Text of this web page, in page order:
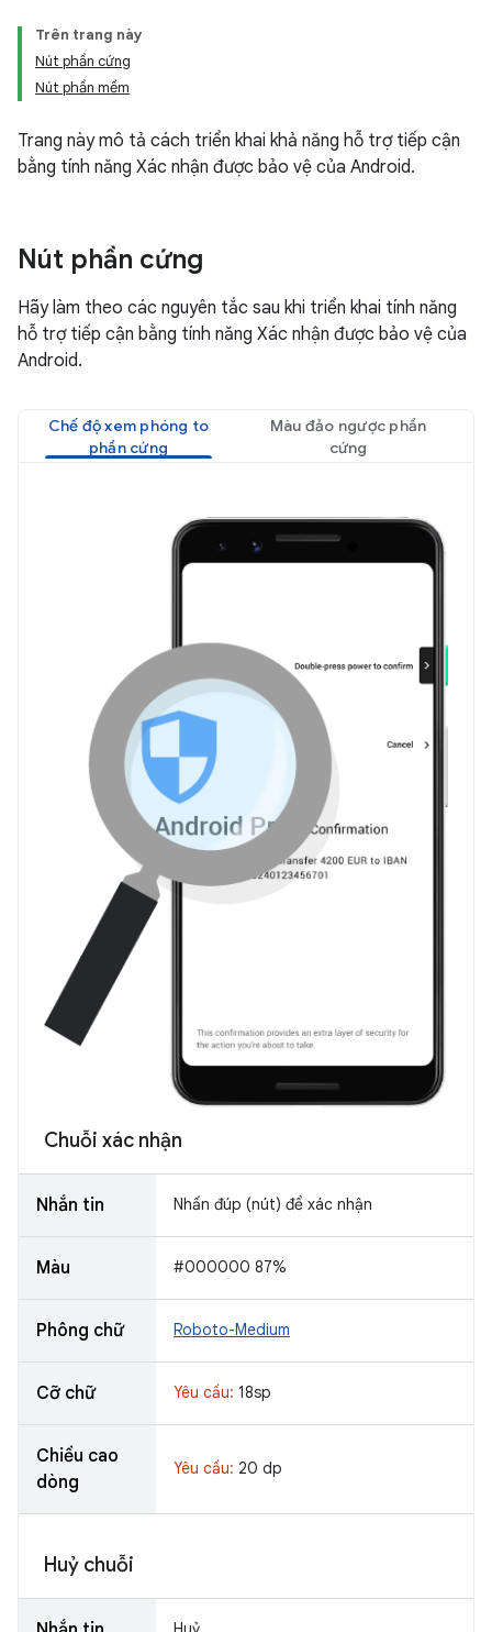
Trên trang này
Nút phần cứng
Nút phần mềm
Trang này mô tả cách triển khai khả năng hỗ trợ tiếp cận
bằng tính năng Xác nhận được bảo vệ của Android.
Nút phần cứng
Hãy làm theo các nguyên tắc sau khi triển khai tính năng
hỗ trợ tiếp cận bằng tính năng Xác nhận được bảo vệ của
Android.
Chế độ xem phóng to
phần cứng
Màu đảo ngược phần
cứng
Chuỗi xác nhận
Nhắn tin Nhấn đúp (nút) để xác nhận
Màu #000000 87%
Phông chữ Roboto-Medium
Cỡ chữ Yêu cầu: 18sp
Chiều cao
dòng
Yêu cầu: 20 dp
Huỷ chuỗi